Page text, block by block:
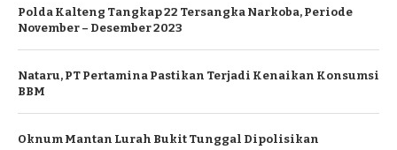
Polda Kalteng Tangkap 22 Tersangka Narkoba, Periode
November – Desember 2023
Nataru, PT Pertamina Pastikan Terjadi Kenaikan Konsumsi
BBM
Oknum Mantan Lurah Bukit Tunggal Dipolisikan